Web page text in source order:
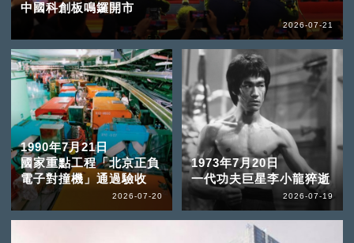
中國科創板鳴鑼開市
2026-07-21
1990年7月21日
國家重點工程「北京正負
電子對撞機」通過驗收
2026-07-20
1973年7月20日
一代功夫巨星李小龍猝逝
2026-07-19